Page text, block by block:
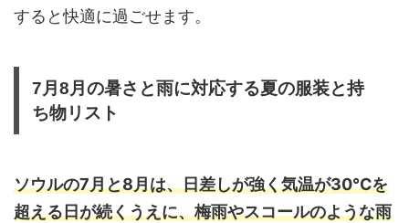
すると快適に過ごせます。
7月8月の暑さと雨に対応する夏の服装と持
ち物リスト
ソウルの7月と8月は、日差しが強く気温が30℃を
超える日が続くうえに、梅雨やスコールのような雨